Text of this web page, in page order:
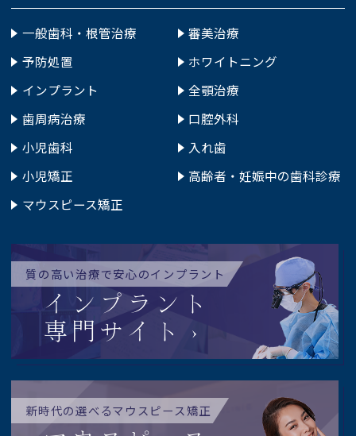
一般歯科・根管治療
予防処置
インプラント
歯周病治療
小児歯科
小児矯正
マウスピース矯正
審美治療
ホワイトニング
全顎治療
口腔外科
入れ歯
高齢者・妊娠中の歯科診療
質の高い治療で安心のインプラント
インプラント
専門サイト
新時代の選べるマウスピース矯正